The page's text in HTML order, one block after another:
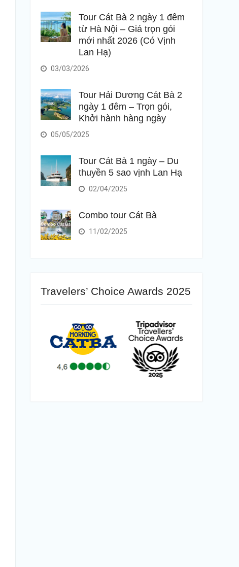
Tour Cát Bà 2 ngày 1 đêm
từ Hà Nội – Giá trọn gói
mới nhất 2026 (Có Vịnh
Lan Hạ)
03/03/2026
Tour Hải Dương Cát Bà 2
ngày 1 đêm – Trọn gói,
Khởi hành hàng ngày
05/05/2025
Tour Cát Bà 1 ngày – Du
thuyền 5 sao vịnh Lan Hạ
02/04/2025
Combo tour Cát Bà
11/02/2025
Travelers’ Choice Awards 2025